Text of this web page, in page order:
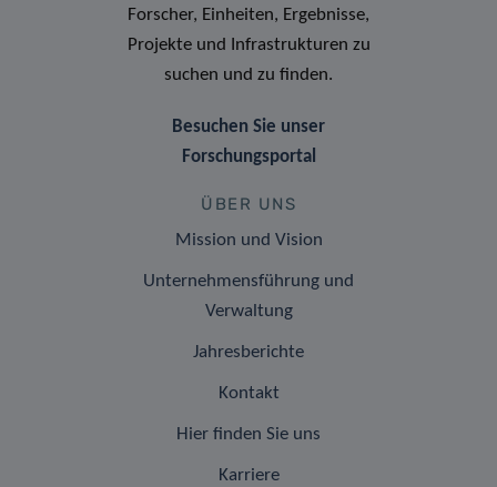
Forscher, Einheiten, Ergebnisse,
Projekte und Infrastrukturen zu
suchen und zu finden.
Besuchen Sie unser
Forschungsportal
ÜBER UNS
Mission und Vision
Unternehmensführung und
Verwaltung
Jahresberichte
Kontakt
Hier finden Sie uns
Karriere